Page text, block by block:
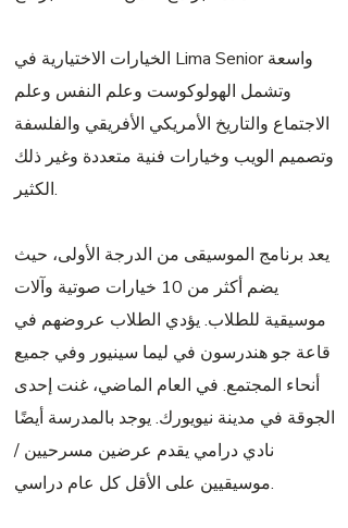
الخيارات الاختيارية في Lima Senior واسعة
وتشمل الهولوكوست وعلم النفس وعلم
الاجتماع والتاريخ الأمريكي الأفريقي والفلسفة
وتصميم الويب وخيارات فنية متعددة وغير ذلك
الكثير.
يعد برنامج الموسيقى من الدرجة الأولى، حيث
يضم أكثر من 10 خيارات صوتية وآلات
موسيقية للطلاب. يؤدي الطلاب عروضهم في
قاعة جو هندرسون في ليما سينيور وفي جميع
أنحاء المجتمع. في العام الماضي، غنت إحدى
الجوقة في مدينة نيويورك. يوجد بالمدرسة أيضًا
نادي درامي يقدم عرضين مسرحيين /
موسيقيين على الأقل كل عام دراسي.